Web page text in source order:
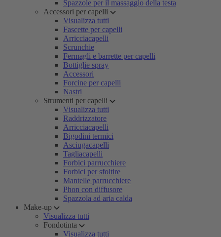
Spazzole per il massaggio della testa
Accessori per capelli
Visualizza tutti
Fascette per capelli
Arricciacapelli
Scrunchie
Fermagli e barrette per capelli
Bottiglie spray
Accessori
Forcine per capelli
Nastri
Strumenti per capelli
Visualizza tutti
Raddrizzatore
Arricciacapelli
Bigodini termici
Asciugacapelli
Tagliacapelli
Forbici parrucchiere
Forbici per sfoltire
Mantelle parrucchiere
Phon con diffusore
Spazzola ad aria calda
Make-up
Visualizza tutti
Fondotinta
Visualizza tutti